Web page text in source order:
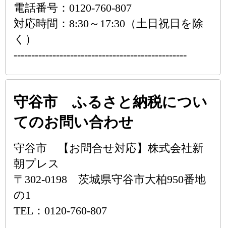
電話番号：0120-760-807
対応時間：8:30～17:30（土日祝日を除
く）
-------------------------------------------------
守谷市 ふるさと納税につい
てのお問い合わせ
守谷市 【お問合せ対応】株式会社新
朝プレス
〒302-0198 茨城県守谷市大柏950番地
の1
TEL：0120-760-807